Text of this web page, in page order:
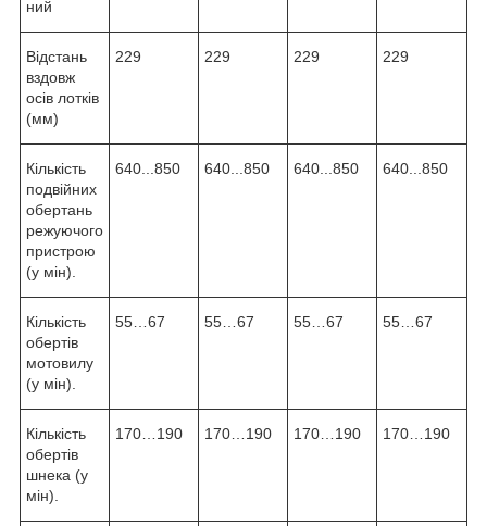
ний
Відстань
вздовж
осів лотків
(мм)
229 229 229 229
Кількість
подвійних
обертань
режуючого
пристрою
(у мін).
640...850 640...850 640...850 640...850
Кількість
обертів
мотовилу
(у мін).
55…67 55…67 55…67 55…67
Кількість
обертів
шнека (у
мін).
170…190 170…190 170…190 170…190